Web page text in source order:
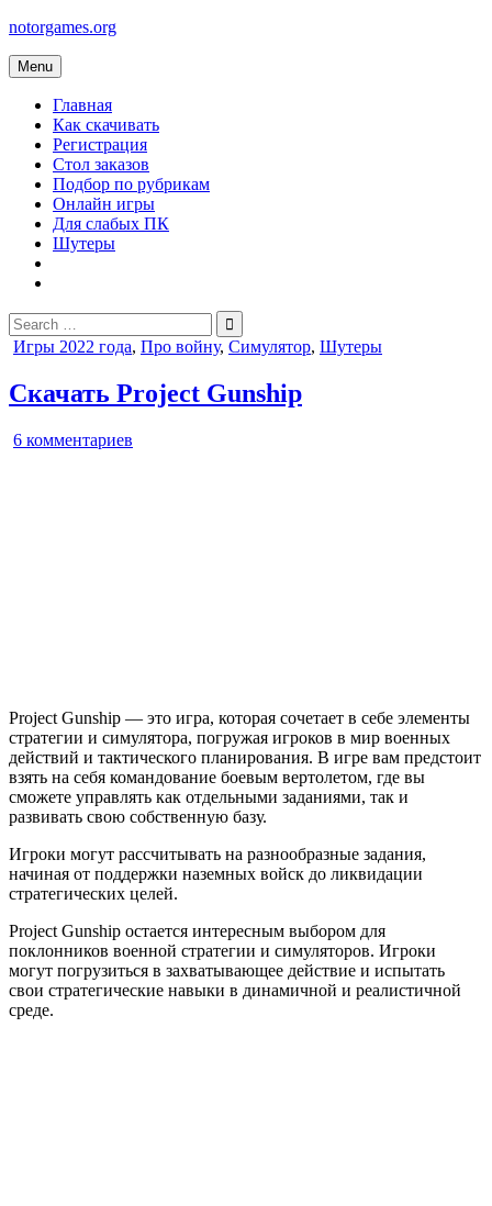
Skip
content
notorgames.org
Menu
Главная
Как скачивать
Регистрация
Стол заказов
Подбор по рубрикам
Онлайн игры
Для слабых ПК
Шутеры
Search
for:
Posted
Игры 2022 года, Про войну, Симулятор, Шутеры
Скачать Project Gunship
6 комментариев
Project Gunship — это игра, которая сочетает в себе элементы
стратегии и симулятора, погружая игроков в мир военных
действий и тактического планирования. В игре вам предстоит
взять на себя командование боевым вертолетом, где вы
сможете управлять как отдельными заданиями, так и
развивать свою собственную базу.
Игроки могут рассчитывать на разнообразные задания,
начиная от поддержки наземных войск до ликвидации
стратегических целей.
Project Gunship остается интересным выбором для
поклонников военной стратегии и симуляторов. Игроки
могут погрузиться в захватывающее действие и испытать
свои стратегические навыки в динамичной и реалистичной
среде.